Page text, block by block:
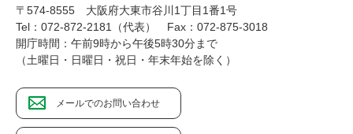
〒574-8555 大阪府大東市谷川1丁目1番1号
Tel：072-872-2181（代表）
Fax：072-875-3018
開庁時間：午前9時から午後5時30分まで
（土曜日・日曜日・祝日・年末年始を除く）
メールでのお問い合わせ